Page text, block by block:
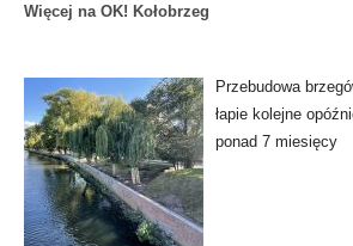
Więcej na OK! Kołobrzeg
Przebudowa
łapie kolejne
ponad 7 miesięcy